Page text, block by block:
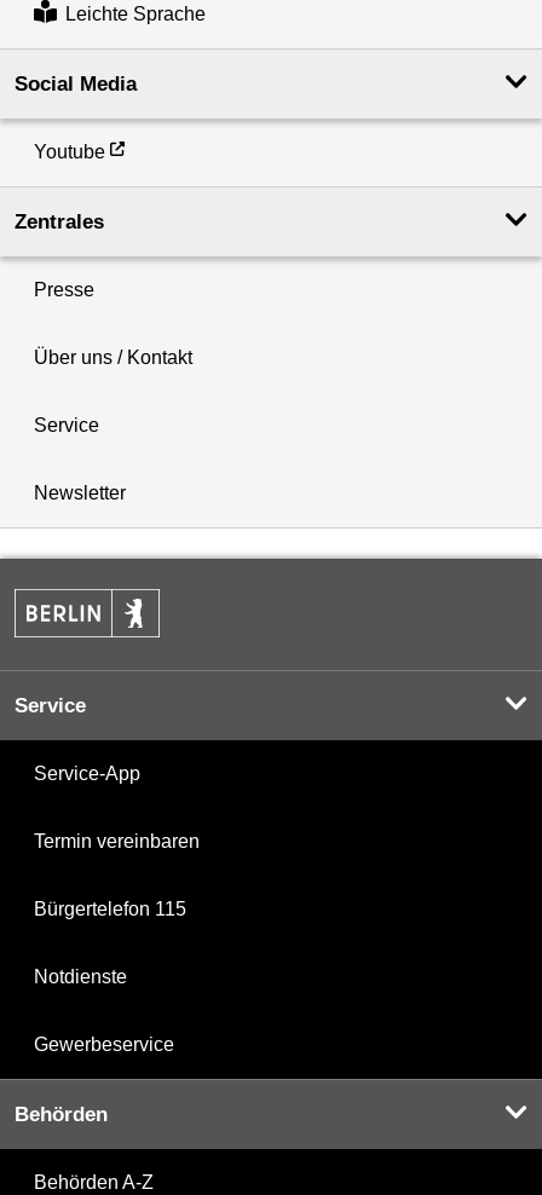
Leichte Sprache
Social Media
Youtube
Zentrales
Presse
Über uns / Kontakt
Service
Newsletter
Service
Service-App
Termin vereinbaren
Bürgertelefon 115
Notdienste
Gewerbeservice
Behörden
Behörden A-Z